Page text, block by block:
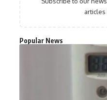
articles
Popular News